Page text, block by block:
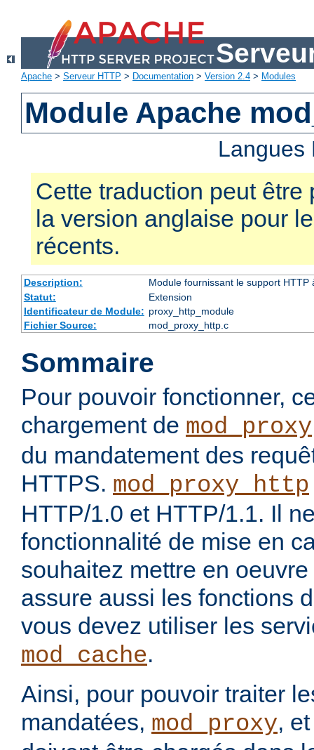
Apache > Serveur HTTP > Documentation > Version 2.4 > Modules
Module Apache
Cette traduction peut être
la version anglaise pour
récents.
Description:
Module fournissant le support HTTP
Statut:
Extension
Identificateur de Module: proxy_http_module
Fichier Source:
mod_proxy_http.c
Sommaire
Pour pouvoir fonctionner,
chargement de mod_proxy
du mandatement des
HTTPS. mod_proxy_http
HTTP/1.0 et HTTP/1.1. Il
fonctionnalité de mise en
souhaitez mettre en
assure aussi les fonctions
vous devez utiliser les
mod_cache.
Ainsi, pour pouvoir traiter
mandatées, mod_proxy,